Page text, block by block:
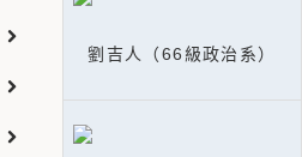
劉吉人（66級政治系）